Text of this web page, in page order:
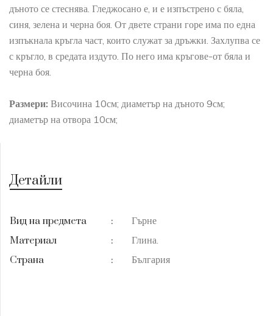
дъното се стеснява. Гледжосано е, и е изпъстрено с бяла,
синя, зелена и черна боя. От двете страни горе има по една
изпъкнала кръгла част, които служат за дръжки. Захлупва се
с кръгло, в средата издуто. По него има кръгове-от бяла и
черна боя.
Размери: Височина 10см; диаметър на дъното 9см;
диаметър на отвора 10см;
Детайли
Вид на предмета :
Гърне
Материал
:
Глина.
Страна
: България